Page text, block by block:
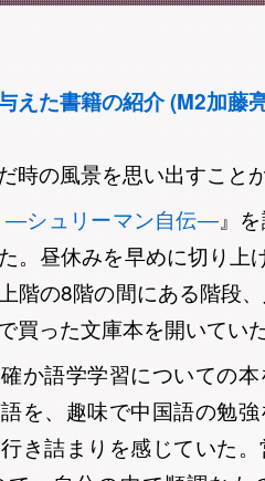
えた書籍の紹介 (M2加藤
時の風景を思い出すこと
―シュリーマン自伝―』
。昼休みを早めに切り上
階の8階の間にある階段
買った文庫本を開いてい
か語学学習についての
を、趣味で中国語の勉
き詰まりを感じていた